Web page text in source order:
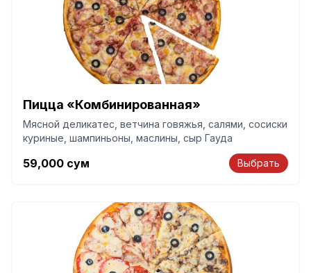
Пицца «Комбинированная»
Мясной деликатес, ветчина говяжья, салями, сосиски
куриные, шампиньоны, маслины, сыр Гауда
59,000 сум Выбрать